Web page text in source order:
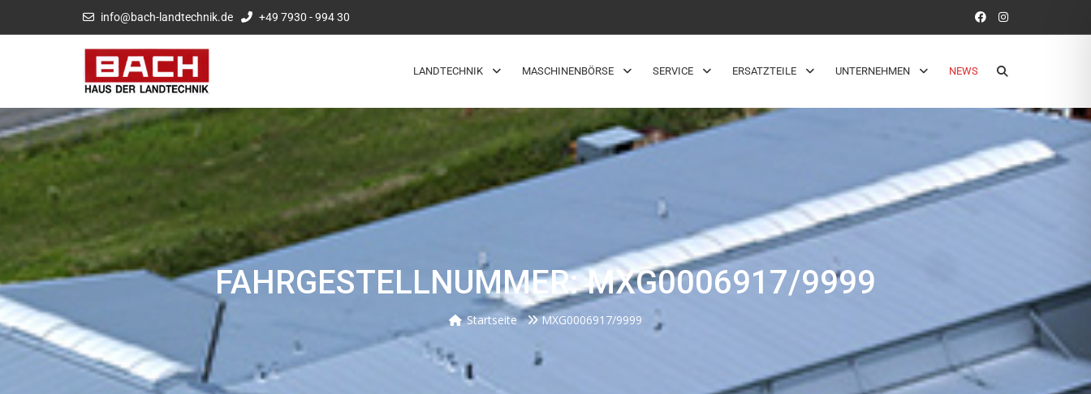
info@bach-landtechnik.de +49 7930 - 994 30
LANDTECHNIK MASCHINENBÖRSE SERVICE ERSATZTEILE UNTERNEHMEN NEWS
FAHRGESTELLNUMMER: MXG0006917/9999
Startseite MXG0006917/9999